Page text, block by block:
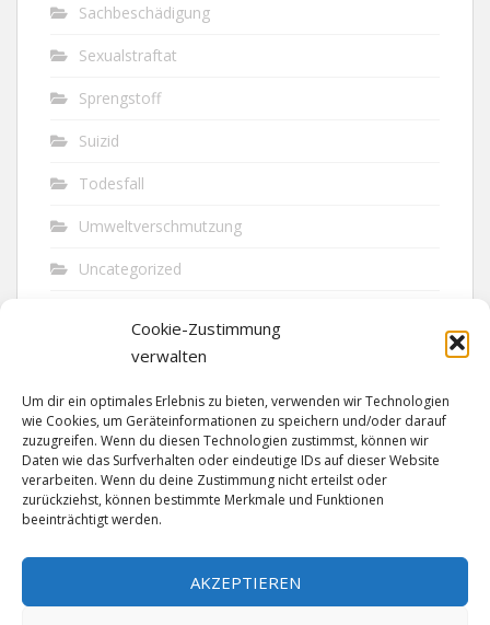
Cookie-Zustimmung
verwalten
Um dir ein optimales Erlebnis zu bieten, verwenden wir Technologien
wie Cookies, um Geräteinformationen zu speichern und/oder darauf
zuzugreifen. Wenn du diesen Technologien zustimmst, können wir
Daten wie das Surfverhalten oder eindeutige IDs auf dieser Website
verarbeiten. Wenn du deine Zustimmung nicht erteilst oder
zurückziehst, können bestimmte Merkmale und Funktionen
beeinträchtigt werden.
AKZEPTIEREN
Sachbeschädigung
Sexualstraftat
Sprengstoff
Suizid
Todesfall
Umweltverschmutzung
Uncategorized
Vandalismus
Verkehr
Verkehrsunfall
Vermisst
Waffen